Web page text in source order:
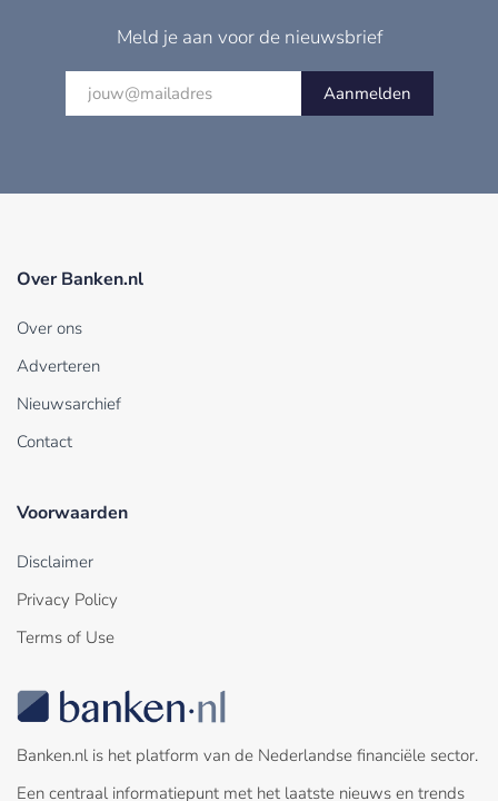
Meld je aan voor de nieuwsbrief
Aanmelden
Over Banken.nl
Over ons
Adverteren
Nieuwsarchief
Contact
Voorwaarden
Disclaimer
Privacy Policy
Terms of Use
Banken.nl is het platform van de Nederlandse financiële sector.
Een centraal informatiepunt met het laatste nieuws en trends